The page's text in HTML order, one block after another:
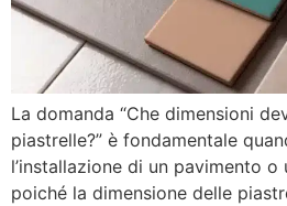
La domanda “Che dimensioni
piastrelle?” è fondamentale
l’installazione di un pavimento
poiché la dimensione delle